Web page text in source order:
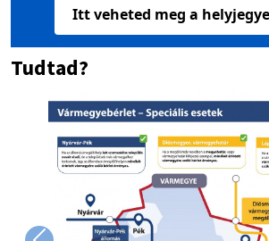
Itt veheted meg a
Tudtad?
Image